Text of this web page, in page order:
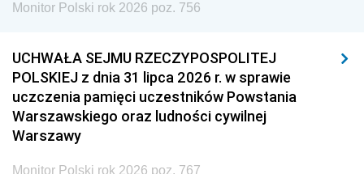
Monitor Polski rok 2026 poz. 756
UCHWAŁA SEJMU RZECZYPOSPOLITEJ
POLSKIEJ z dnia 31 lipca 2026 r. w sprawie
uczczenia pamięci uczestników Powstania
Warszawskiego oraz ludności cywilnej
Warszawy
Monitor Polski rok 2026 poz. 767